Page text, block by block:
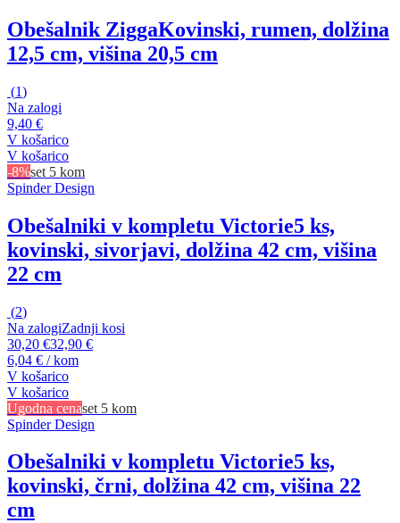
Obešalnik ZiggaKovinski, rumen, dolžina
12,5 cm, višina 20,5 cm
(1)
Na zalogi
9,40 €
V košarico
V košarico
-8%set 5 kom
Spinder Design
Obešalniki v kompletu Victorie5 ks,
kovinski, sivorjavi, dolžina 42 cm, višina
22 cm
(2)
Na zalogiZadnji kosi
30,20 €32,90 €
6,04 € / kom
V košarico
V košarico
Ugodna cenaset 5 kom
Spinder Design
Obešalniki v kompletu Victorie5 ks,
kovinski, črni, dolžina 42 cm, višina 22
cm